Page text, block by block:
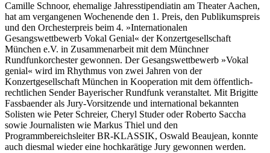
Camille Schnoor, ehemalige Jahresstipendiatin am Theater Aachen,
hat am vergangenen Wochenende den 1. Preis, den Publikumspreis
und den Orchesterpreis beim 4. »Internationalen
Gesangswettbewerb Vokal Genial« der Konzertgesellschaft
München e.V. in Zusammenarbeit mit dem Münchner
Rundfunkorchester gewonnen. Der Gesangswettbewerb »Vokal
genial« wird im Rhythmus von zwei Jahren von der
Konzertgesellschaft München in Kooperation mit dem öffentlich-
rechtlichen Sender Bayerischer Rundfunk veranstaltet. Mit Brigitte
Fassbaender als Jury-Vorsitzende und international bekannten
Solisten wie Peter Schreier, Cheryl Studer oder Roberto Saccha
sowie Journalisten wie Markus Thiel und den
Programmbereichsleiter BR-KLASSIK, Oswald Beaujean, konnte
auch diesmal wieder eine hochkarätige Jury gewonnen werden.